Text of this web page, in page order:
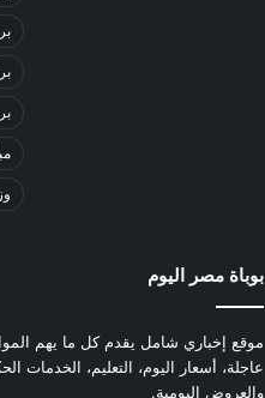
بوباة مصر اليوم
موقع إخباري شامل يقدم كل ما يهم
عاجلة، أسعار اليوم، التعليم، الخدمات
والعروض اليومية.